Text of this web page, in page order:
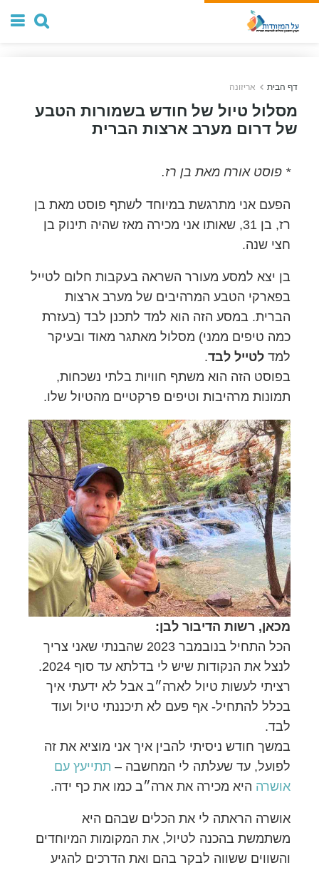
דף הבית אריזונה
מסלול טיול של חודש בשמורות הטבע
של דרום מערב ארצות הברית
* פוסט אורח מאת בן רז.
הפעם אני מתרגשת במיוחד לשתף פוסט מאת בן
רז, בן 31, שאותו אני מכירה מאז שהיה תינוק בן
חצי שנה.
בן יצא למסע מעורר השראה בעקבות חלום לטייל
בפארקי הטבע המרהיבים של מערב ארצות
הברית. במסע הזה הוא למד לתכנן לבד (בעזרת
כמה טיפים ממני) מסלול מאתגר מאוד ובעיקר
למד לטייל לבד.
בפוסט הזה הוא משתף חוויות בלתי נשכחות,
תמונות מרהיבות וטיפים פרקטיים מהטיול שלו.
מכאן, רשות הדיבור לבן:
הכל התחיל בנובמבר 2023 שהבנתי שאני צריך
לנצל את הנקודות שיש לי בדלתא עד סוף 2024.
רציתי לעשות טיול לארה״ב אבל לא ידעתי איך
בכלל להתחיל- אף פעם לא תיכננתי טיול ועוד
לבד.
במשך חודש ניסיתי להבין איך אני מוציא את זה
לפועל, עד שעלתה לי המחשבה – תתייעץ עם
אושרה היא מכירה את ארה״ב כמו את כף ידה.
אושרה הראתה לי את הכלים שבהם היא
משתמשת בהכנה לטיול, את המקומות המיוחדים
והשווים ששווה לבקר בהם ואת הדרכים להגיע